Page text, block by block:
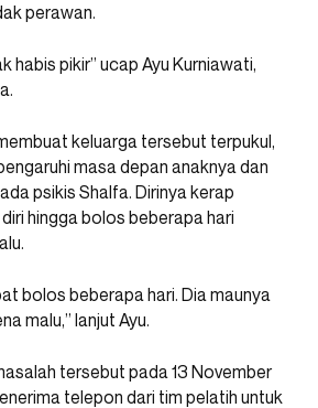
perawan.
habis pikir” ucap Ayu Kurniawati,
keluarga tersebut terpukul,
masa depan anaknya dan
psikis Shalfa. Dirinya kerap
hingga bolos beberapa hari
bolos beberapa hari. Dia maunya
malu,” lanjut Ayu.
tersebut pada 13 November
telepon dari tim pelatih untuk